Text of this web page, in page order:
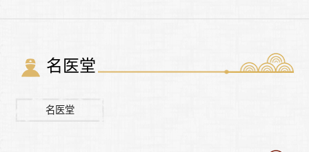
名医堂
名医堂